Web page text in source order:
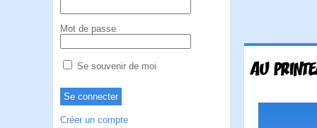
Mot de passe
Se souvenir de moi
Créer un compte
AU